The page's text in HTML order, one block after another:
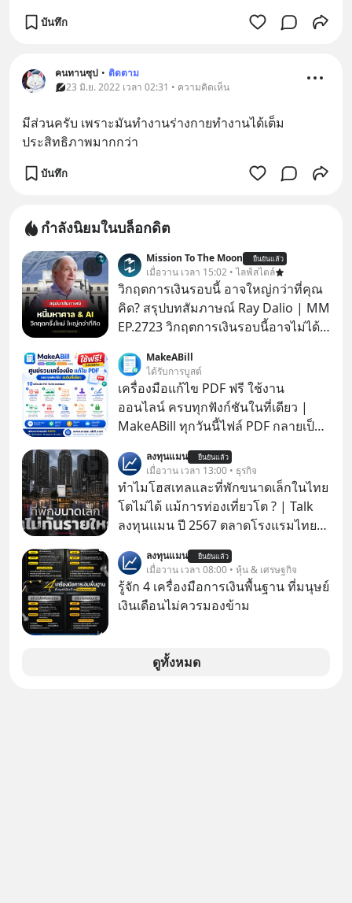
บันทึก
คนทานซุป • ติดตาม
23 มิ.ย. 2022 เวลา 02:31 • ความคิดเห็น
มีส่วนครับ เพราะมันทำงานร่างกายทำงานได้เต็ม
ประสิทธิภาพมากกว่า
บันทึก
กำลังนิยมในบล็อกดิต
Mission To The Moon ยืนยันแล้ว
เมื่อวาน เวลา 15:02 • ไลฟ์สไตล์
วิกฤตการเงินรอบนี้ อาจใหญ่กว่าที่คุณ
คิด? สรุปบทสัมภาษณ์ Ray Dalio | MM
EP.2723 วิกฤตการเงินรอบนี้อาจไม่ได้
Dalio ชายผู้เคยทำนายวิกฤตเศรษฐกิจ
มาแล้วหลายต่อหลายครั้ง ออกมาส่ง
สัญญาณเตือนระเบิดเวลาลูกใหม่ที่
กำลังก่อตัวขึ้น จาก "ระเบิดหนี้สิน
มหาศาล" ผสานเข้ากับ "ฟองสบู่กระแส
AI" ที่ผู้คนกำลังแห่ไล่ราคาอย่างบ้าคลั่ง
บทเรียนจากประวัติศาสตร์ 500 ปี บอก
อะไรเรา? ระเบียบโลกกำลังจะเปลี่ยน
มือไปในทิศทางไหน? และเราควรรับมือ
อย่างไรก่อนที่ทุกอย่างจะสายเกินไป?
ร่วมเจาะลึกบทวิเคราะห์และข้อคิดการ
เงินฉบับ Dalio กันได้ใน EP. นี้
#RayDalio #สรุปบทเรียน #การเงินการ
ลงทุน #MissionToTheMoon
MakeABill
ได้รับการบูสต์
เครื่องมือแก้ไข PDF ฟรี ใช้งาน
ออนไลน์ ครบทุกฟังก์ชันในที่เดียว |
MakeABill ทุกวันนี้ไฟล์ PDF กลายเป็น
จะเป็นใบเสนอราคา ใบกำกับภาษี
สัญญา รายงาน หรือเอกสารราชการ
แต่หลายครั้งเราจำเป็นต้อง รวมไฟล์
PDF, แยกหน้า PDF, ใส่ลายเซ็น, บีบอัด
ไฟล์ หรือใส่รหัสผ่าน ซึ่งมักต้องใช้หลาย
เว็บไซต์และหลายโปรแกรม
ลงทุนแมน ยืนยันแล้ว
เมื่อวาน เวลา 13:00 • ธุรกิจ
ทำไมโฮสเทลและที่พักขนาดเล็กในไทย
โตไม่ได้ แม้การท่องเที่ยวโต ? | Talk
ลงทุนแมน ปี 2567 ตลาดโรงแรมไทย
หรือไม่ว่า รายได้กว่า 85% กระจุกอยู่กับ
ผู้ประกอบการรายใหญ่ และมีอัตราการ
เติบโตได้ถึง 16% ขณะที่ผู้ประกอบการ
เพียง 1.3% เท่านั้น เกิดอะไรขึ้นกับที่พัก
รายเล็ก ? อะไรคือข้อจำกัดที่ทำให้โต
ลงทุนแมน ยืนยันแล้ว
เมื่อวาน เวลา 08:00 • หุ้น & เศรษฐกิจ
รู้จัก 4 เครื่องมือการเงินพื้นฐาน ที่มนุษย์
เงินเดือนไม่ควรมองข้าม
ดูทั้งหมด